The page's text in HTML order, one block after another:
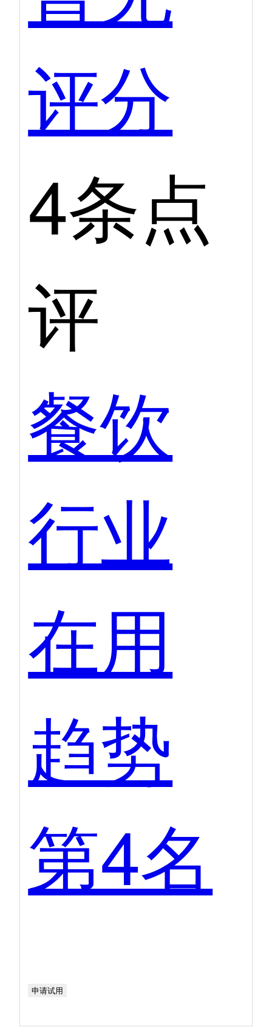
评分
4条点
评
餐饮
行业
在用
趋势
第4名
申请试用